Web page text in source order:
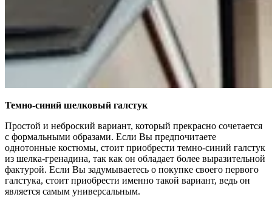
Темно-синий шелковый галстук
Простой и неброский вариант, который прекрасно сочетается
с формальными образами. Если Вы предпочитаете
однотонные костюмы, стоит приобрести темно-синий галстук
из шелка-гренадина, так как он обладает более выразительной
фактурой. Если Вы задумываетесь о покупке своего первого
галстука, стоит приобрести именно такой вариант, ведь он
является самым универсальным.